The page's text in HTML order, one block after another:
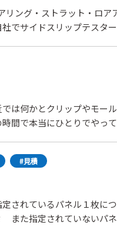
リング・ストラット・ロ
でサイドスリップテスタ
は何かとクリップやモー
間で本当にひとりでやっ
#見積
されているパネル１枚に
また指定されていないパ